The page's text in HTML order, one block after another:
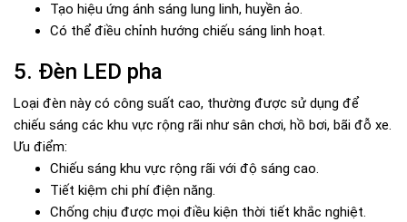
Tạo hiệu ứng ánh sáng lung linh, huyền ảo.
Có thể điều chỉnh hướng chiếu sáng linh hoạt.
5. Đèn LED pha
Loại đèn này có công suất cao, thường được sử dụng để
chiếu sáng các khu vực rộng rãi như sân chơi, hồ bơi, bãi đỗ xe.
Ưu điểm:
Chiếu sáng khu vực rộng rãi với độ sáng cao.
Tiết kiệm chi phí điện năng.
Chống chịu được mọi điều kiện thời tiết khắc nghiệt.